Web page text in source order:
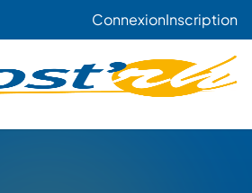
ConnexionInscription